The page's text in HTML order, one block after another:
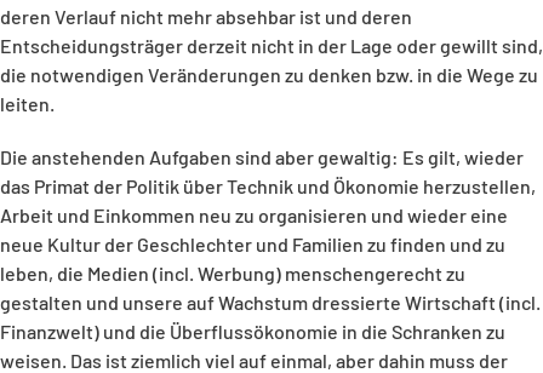
deren Verlauf nicht mehr absehbar ist und deren
Entscheidungsträger derzeit nicht in der Lage oder gewillt sind,
die notwendigen Veränderungen zu denken bzw. in die Wege zu
leiten.
Die anstehenden Aufgaben sind aber gewaltig: Es gilt, wieder
das Primat der Politik über Technik und Ökonomie herzustellen,
Arbeit und Einkommen neu zu organisieren und wieder eine
neue Kultur der Geschlechter und Familien zu finden und zu
leben, die Medien (incl. Werbung) menschengerecht zu
gestalten und unsere auf Wachstum dressierte Wirtschaft (incl.
Finanzwelt) und die Überflussökonomie in die Schranken zu
weisen. Das ist ziemlich viel auf einmal, aber dahin muss der